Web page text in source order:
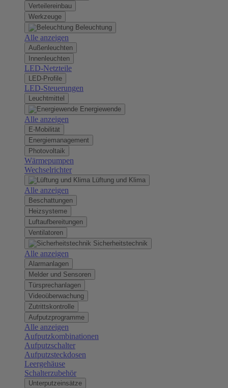
Verteilereinbau
Werkzeuge
Beleuchtung
Alle anzeigen
Außenleuchten
Innenleuchten
LED-Netzteile
LED-Profile
LED-Steuerungen
Leuchtmittel
Energiewende
Alle anzeigen
E-Mobilität
Energiemanagement
Photovoltaik
Wärmepumpen
Wechselrichter
Lüftung und Klima
Alle anzeigen
Beschattungen
Heizsysteme
Luftaufbereitungen
Ventilatoren
Sicherheitstechnik
Alle anzeigen
Alarmanlagen
Melder und Sensoren
Türsprechanlagen
Videoüberwachung
Zutrittskontrolle
Aufputzprogramme
Alle anzeigen
Aufputzkombinationen
Aufputzschalter
Aufputzsteckdosen
Leergehäuse
Schalterzubehör
Unterputzeinsätze